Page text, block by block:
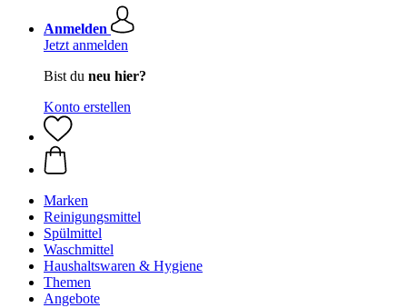
Anmelden
Jetzt anmelden
Bist du neu hier?
Konto erstellen
Marken
Reinigungsmittel
Spülmittel
Waschmittel
Haushaltswaren & Hygiene
Themen
Angebote